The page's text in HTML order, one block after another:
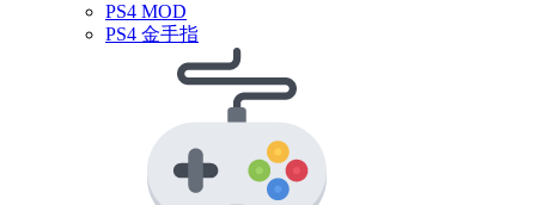
PS4 MOD
PS4 金手指